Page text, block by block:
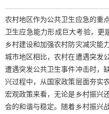
农村地区作为公共卫生应急的重
卫生应急能力形成巨大考验，更
乡村建设和加强农村防灾减灾能
城市地区相比，农村在遭遇突发
遭遇突发公共卫生事件冲击时，
兴过程中，从国家政策层面夯实
宏观政策来看，无论是乡村振兴
会的和谐与稳定。随着乡村振兴